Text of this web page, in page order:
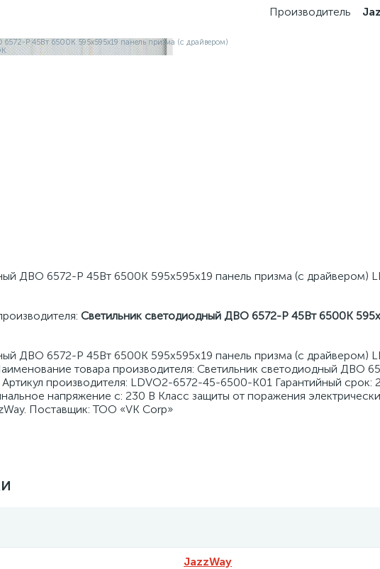
Производитель
ДВО 6572-P 45Вт 6500К 595х595х19 панель призма (с драйвером)
Светильник светодиодный ДВО 6572-P 45Вт 6500К
ДВО 6572-P 45Вт 6500К 595х595х19 панель призма (с драйвером)
товара производителя: Светильник светодиодный ДВО
производителя: LDVO2-6572-45-6500-K01 Гарантийный срок:
напряжение с: 230 В Класс защиты от поражения
Поставщик: ТОО «VK Corp»
JazzWay